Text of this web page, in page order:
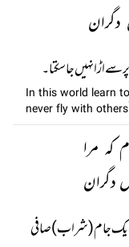
دگران
سے اڑا نہیں جا سکتا۔
In this world learn
never fly with
کہ مرا
دگران
کا ایک جام (شراب) صافی